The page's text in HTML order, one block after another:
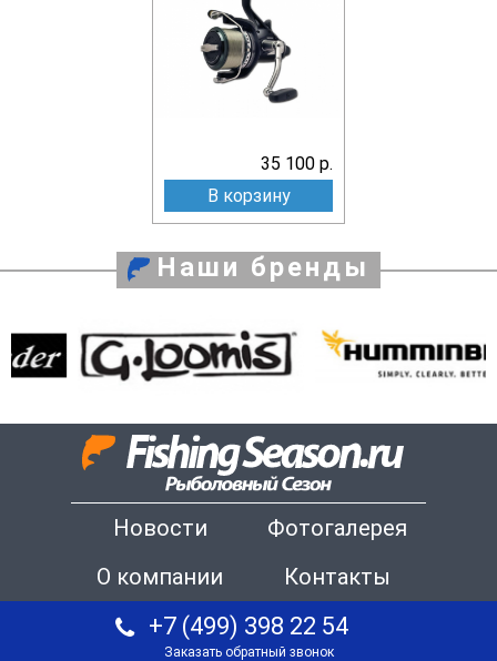
35 100 р.
В корзину
Наши бренды
Новости
Фотогалерея
О компании
Контакты
+7 (499) 398 22 54
Заказать обратный звонок